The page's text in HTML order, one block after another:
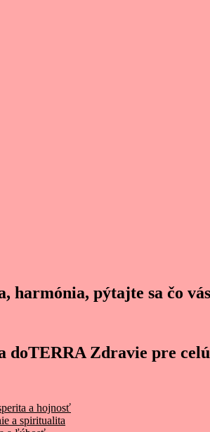
harmónia, pýtajte sa čo
doTERRA Zdravie pre
a hojnosť
a spiritualita